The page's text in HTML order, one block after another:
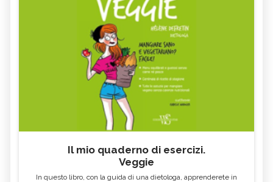
Il mio quaderno di esercizi.
Veggie
In questo libro, con la guida di una dietologa, apprenderete in